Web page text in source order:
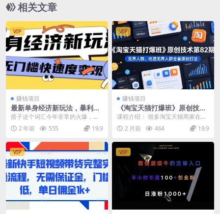
相关文章
VIP
赚钱项目
最新单身经济新玩法，暴利起
号低客单价高转化率，长久稳
搭子这个词汇今年非常的火爆，靠
的就是搭子流量来变现线下搭子高
质量群.现在流行一句...
2 年前 555 19.9
VIP
赚钱项目
《淘宝天猫打爆班》原创技术
第82期，无界人群，吃透无界
课程介绍： 很多淘宝天猫商家在推
广投放时普遍陷入难题：人群选取
杂乱、付费花费高却...
2 月前 464 19.9
VIP VIP